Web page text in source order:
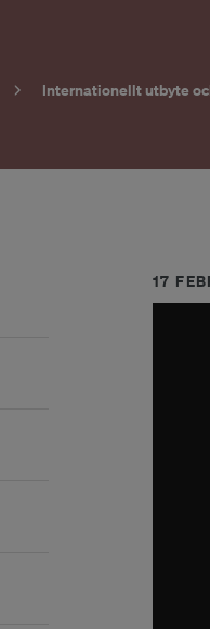
Internationellt utbyte
17